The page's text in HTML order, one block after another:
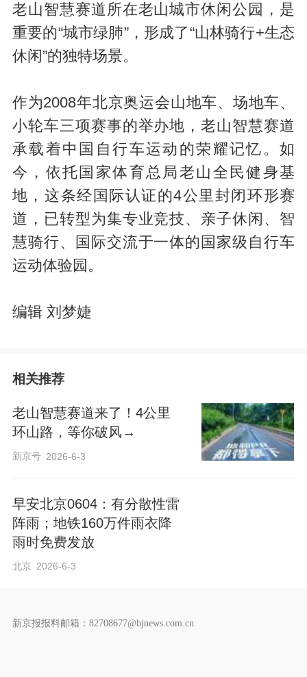
老山智慧赛道所在老山城市休闲公园，是
重要的“城市绿肺”，形成了“山林骑行+生态
休闲”的独特场景。
作为2008年北京奥运会山地车、场地车、
小轮车三项赛事的举办地，老山智慧赛道
承载着中国自行车运动的荣耀记忆。如
今，依托国家体育总局老山全民健身基
地，这条经国际认证的4公里封闭环形赛
道，已转型为集专业竞技、亲子休闲、智
慧骑行、国际交流于一体的国家级自行车
运动体验园。
编辑 刘梦婕
相关推荐
老山智慧赛道来了！4公里
环山路，等你破风→
新京号 2026-6-3
早安北京0604：有分散性雷
阵雨；地铁160万件雨衣降
雨时免费发放
北京 2026-6-3
新京报报料邮箱：82708677@bjnews.com.cn